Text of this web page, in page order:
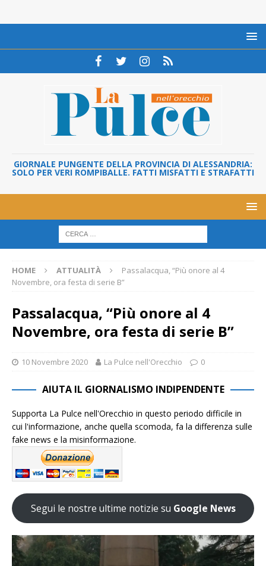
GIORNALE PUNGENTE DELLA PROVINCIA DI ALESSANDRIA:
SOLO PER VERI ROMPIBALLE. FATTI MISFATTI E STRAFATTI
HOME ATTUALITÀ
Passalacqua, “Più onore al 4
Novembre, ora festa di serie B”
Passalacqua, “Più onore al 4
Novembre, ora festa di serie B”
10 Novembre 2020 La Pulce nell'Orecchio 0
AIUTA IL GIORNALISMO INDIPENDENTE
Supporta La Pulce nell'Orecchio in questo periodo difficile in
cui l'informazione, anche quella scomoda, fa la differenza sulle
fake news e la misinformazione.
Segui le nostre ultime notizie su Google News